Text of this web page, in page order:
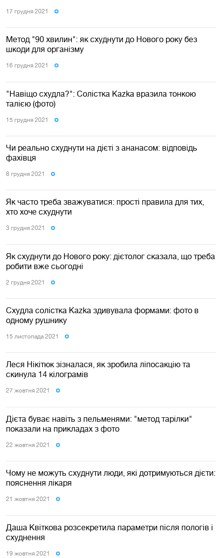
17 грудня 2021
Метод "90 хвилин": як схуднути до Нового року без
шкоди для організму
16 грудня 2021
"Навіщо схудла?": Солістка Kazka вразила тонкою
талією (фото)
15 грудня 2021
Чи реально схуднути на дієті з ананасом: відповідь
фахівця
8 грудня 2021
Як часто треба зважуватися: прості правила для тих,
хто хоче схуднути
3 грудня 2021
Як схуднути до Нового року: дієтолог сказала, що треба
робити вже сьогодні
2 грудня 2021
Схудла солістка Kazka здивувала формами: фото в
одному рушнику
15 листопада 2021
Леся Нікітюк зізналася, як зробила ліпосакцію та
скинула 14 кілограмів
27 жовтня 2021
Дієта буває навіть з пельменями: "метод тарілки"
показали на прикладах з фото
22 жовтня 2021
Чому не можуть схуднути люди, які дотримуються дієти:
пояснення лікаря
21 жовтня 2021
Даша Квіткова розсекретила параметри після пологів і
схуднення
19 жовтня 2021